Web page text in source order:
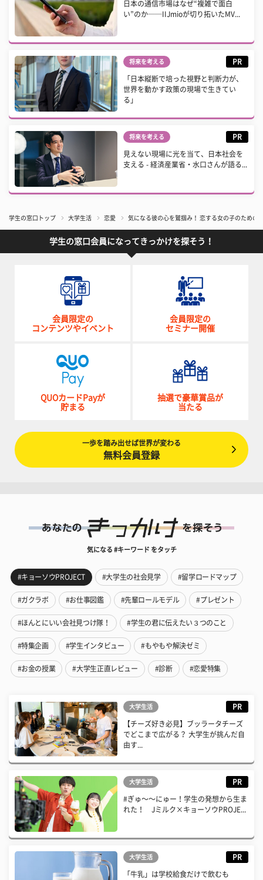
日本の通信市場はなぜ“複雑で面白
い”のか──IIJmioが切り拓いたMV...
将来を考える PR
「日本縦断で培った視野と判断力が、
世界を動かす政策の現場で生きてい
る」
将来を考える PR
見えない現場に光を当て、日本社会を
支える - 経済産業省・水口さんが語る...
学生の窓口トップ 大学生活 恋愛 気になる彼の心を鷲掴み！ 恋する女の子のための
学生の窓口会員になってきっかけを探そう！
会員限定の
コンテンツやイベント
会員限定の
セミナー開催
QUOカードPayが
貯まる
抽選で豪華賞品が
当たる
一歩を踏み出せば世界が変わる
無料会員登録
気になる #キーワード をタッチ
#キョーソウPROJECT #大学生の社会見学 #留学ロードマップ
#ガクラボ #お仕事図鑑 #先輩ロールモデル #プレゼント
#ほんとにいい会社見つけ隊！ #学生の君に伝えたい３つのこと
#特集企画 #学生インタビュー #もやもや解決ゼミ
#お金の授業 #大学生正直レビュー #診断 #恋愛特集
大学生活 PR
【チーズ好き必見】ブッラータチーズ
でどこまで広がる？ 大学生が挑んだ自
由す...
大学生活 PR
#ぎゅ〜〜にゅー！学生の発想から生ま
れた！ Jミルク×キョーソウPROJE...
大学生活 PR
「牛乳」は学校給食だけで飲むも